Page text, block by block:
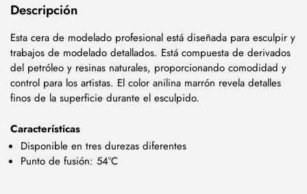
Descripción
Esta cera de modelado profesional está diseñada para esculpir y
trabajos de modelado detallados. Está compuesta de derivados
del petróleo y resinas naturales, proporcionando comodidad y
control para los artistas. El color anilina marrón revela detalles
finos de la superficie durante el esculpido.
Características
Disponible en tres durezas diferentes
Punto de fusión: 54°C